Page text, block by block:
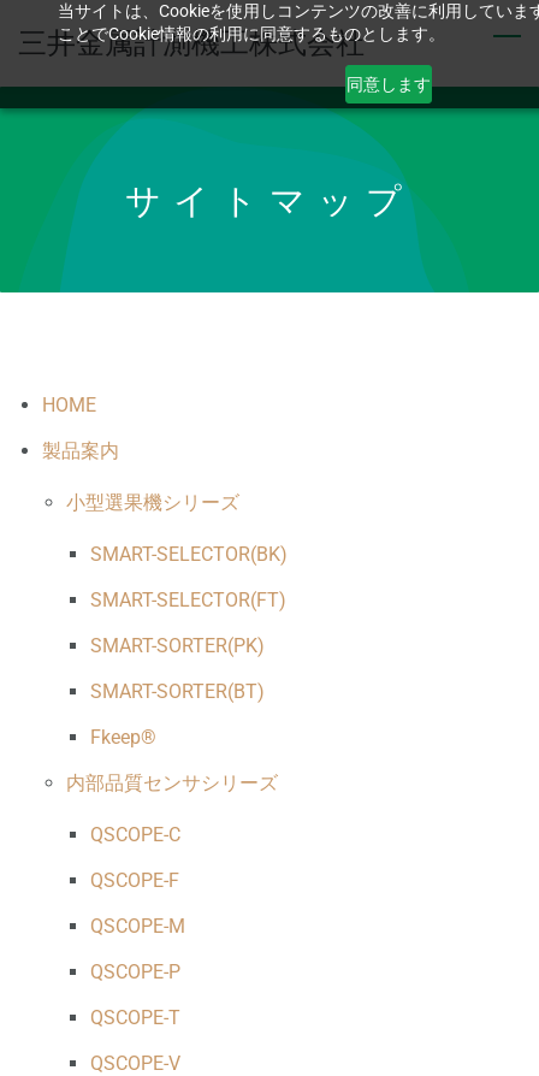
当サイトは、Cookieを使用しコンテンツの改善に利用していま
ことでCookie情報の利用に同意するものとします。
同意します
main
content
三井金属計測機工株式会社
サイトマップ
HOME
製品案内
小型選果機シリーズ
SMART-SELECTOR(BK)
SMART-SELECTOR(FT)
SMART-SORTER(PK)
SMART-SORTER(BT)
Fkeep®
内部品質センサシリーズ
QSCOPE-C
QSCOPE-F
QSCOPE-M
QSCOPE-P
QSCOPE-T
QSCOPE-V